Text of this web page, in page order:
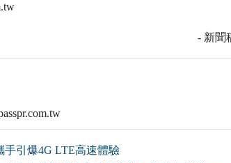
- 新聞
引爆4G LTE高速體驗